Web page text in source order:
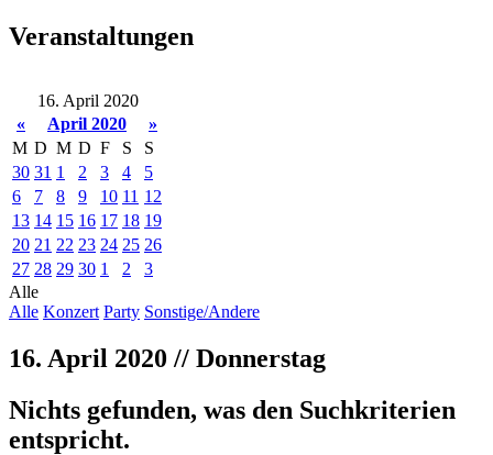
Veranstaltungen
16. April 2020
«
April 2020
»
M D M D F S
S
30 31 1 2 3 4
5
6
7 8 9 10 11 12
13 14 15 16 17 18 19
20 21 22 23 24 25 26
27 28 29 30 1 2
3
Alle
Alle Konzert Party Sonstige/Andere
16. April 2020 // Donnerstag
Nichts gefunden, was den Suchkriterien
entspricht.